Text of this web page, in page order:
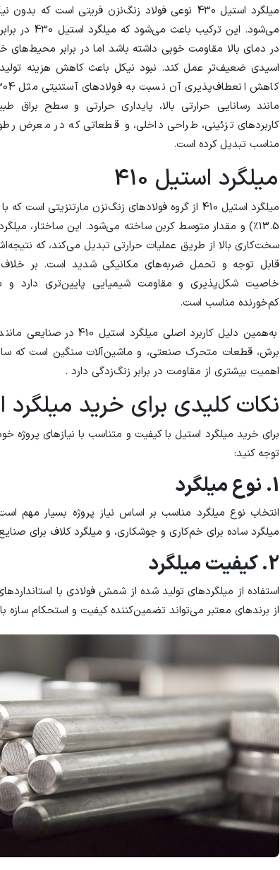
میلگرد استیل 430 نوعی فولاد زنگ‌نزن فریتی است
می‌شود. این
در دمای بالا مقاومت خوبی داشته باشد اما در برابر محیط‌های
اسیدی ضعیف‌تر عمل کند. نبود نیکل باعث کاهش هزینه
کاربردهای تزئینی، طراحی داخلی، و قطعاتی که در معرض
مناسب تبدیل کرده است.
میلگرد استیل 410
سخت‌کاری بالا از طریق عملیات حرارتی تبدیل می‌کند، که
خاصیت شکل‌پذیری و مقاومت شیمیایی پایین‌تری دارد
کم‌خورنده مناسب است.
به‌همین دلیل کاربرد اصلی
برش، قطعات متحرک صنعتی، و ماشین‌آلات سنگین است که
اهمیت بیشتری از مقاومت در برابر زنگ‌زدگی دارد .
نکات کلیدی برای خرید میلگرد
برای خرید میلگرد استیل با کیفیت و متناسب با نیازهای پروژه
توجه کنید:
1. نوع میلگرد
انتخاب نوع میلگرد مناسب بر اساس نیاز پروژه بسیار مهم
میلگرد ساده برای خم‌کاری و جوشکاری، و میلگرد کلاف برای
2. کیفیت میلگرد
استفاده از میلگردهای تولید شده از شمش فولادی با
از برندهای معتبر می‌تواند تضمین‌کننده کیفیت و استحکام سازه